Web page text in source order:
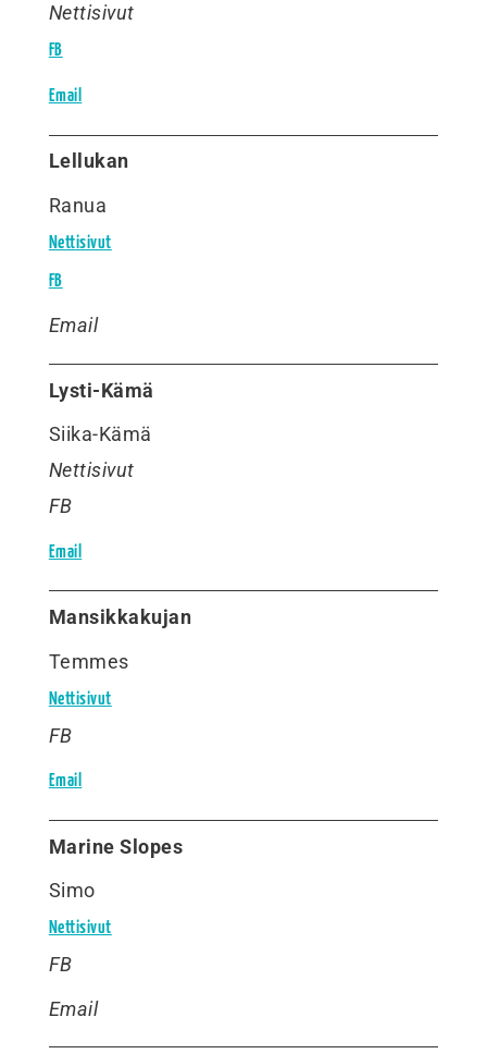
Nettisivut
FB
Email
Lellukan
Ranua
Nettisivut
FB
Email
Lysti-Kämä
Siika-Kämä
Nettisivut
FB
Email
Mansikkakujan
Temmes
Nettisivut
FB
Email
Marine Slopes
Simo
Nettisivut
FB
Email